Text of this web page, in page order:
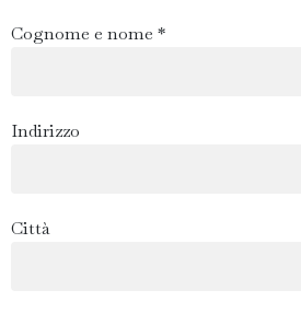
Cognome e nome *
Indirizzo
Città